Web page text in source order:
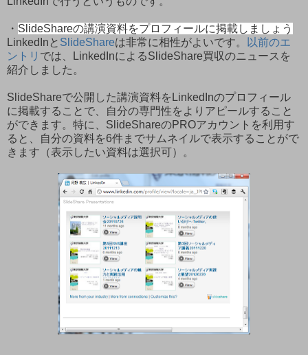
・ SlideShareの講演資料をプロフィールに掲載しましょう
LinkedInと SlideShareは非常に相性がよいです。
以前のエ
ントリ では、LinkedInによるSlideShare買収のニュースを
紹介しました。
SlideShareで公開した講演資料をLinkedInのプロフィール
に掲載することで、自分の専門性をよりアピールすること
ができます。特に、SlideShareのPROアカウントを利用す
ると、自分の資料を6件までサムネイルで表示することがで
きます（表示したい資料は選択可）。